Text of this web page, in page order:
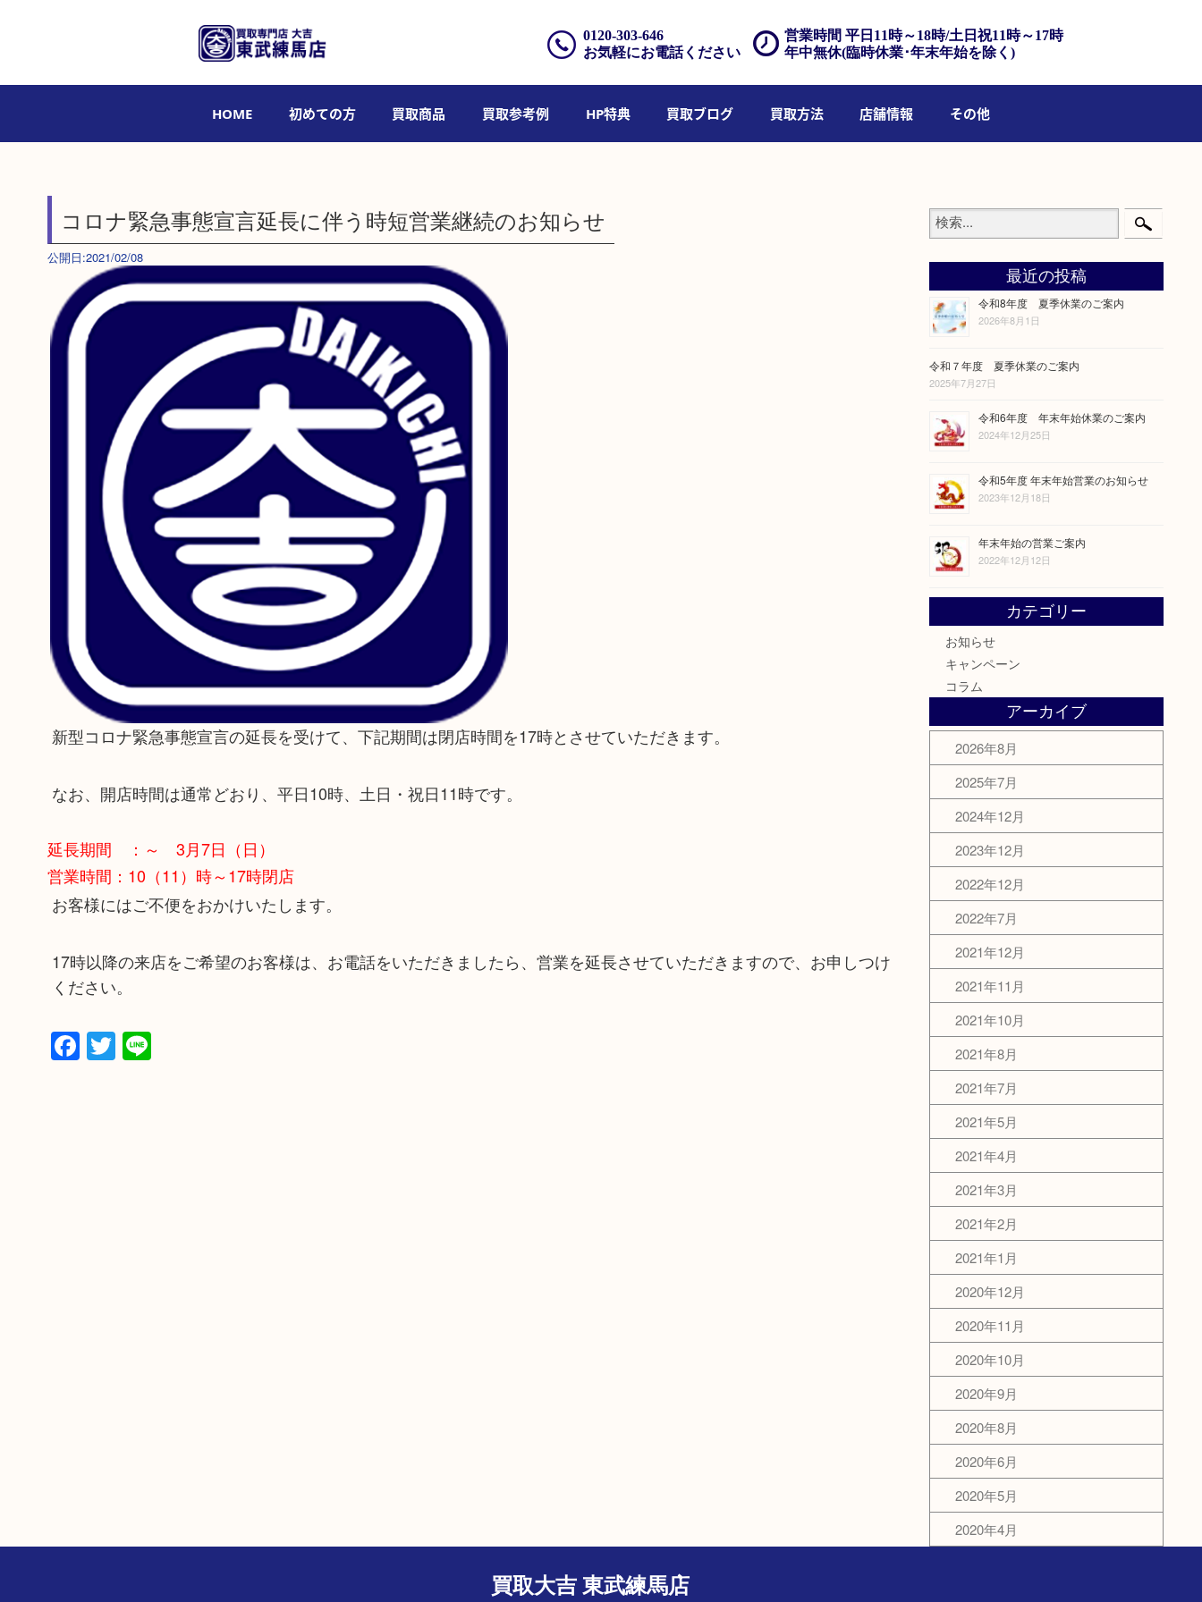
営業時間 平日11時～18時/土日祝11時～17時
年中無休(臨時休業･年末年始を除く)
0120-303-646
お気軽にお電話ください
HOME 初めての方 買取商品 買取参考例 HP特典 買取ブログ 買取方法 店舗情報 その他
コロナ緊急事態宣言延長に伴う時短営業継続のお知らせ
公開日:2021/02/08
新型コロナ緊急事態宣言の延長を受けて、下記期間は閉店時間を17時とさせていただきます。
なお、開店時間は通常どおり、平日10時、土日・祝日11時です。
延長期間 ：～ 3月7日（日）
営業時間：10（11）時～17時閉店
お客様にはご不便をおかけいたします。
17時以降の来店をご希望のお客様は、お電話をいただきましたら、営業を延長させていただきますので、お申しつけ
ください。
Facebook
Twitter
Line
最近の投稿
令和8年度 夏季休業のご案内
2026年8月1日
令和７年度 夏季休業のご案内
2025年7月27日
令和6年度 年末年始休業のご案内
2024年12月25日
令和5年度 年末年始営業のお知らせ
2023年12月18日
年末年始の営業ご案内
2022年12月12日
カテゴリー
お知らせ
キャンペーン
コラム
アーカイブ
2026年8月
2025年7月
2024年12月
2023年12月
2022年12月
2022年7月
2021年12月
2021年11月
2021年10月
2021年8月
2021年7月
2021年5月
2021年4月
2021年3月
2021年2月
2021年1月
2020年12月
2020年11月
2020年10月
2020年9月
2020年8月
2020年6月
2020年5月
2020年4月
買取大吉 東武練馬店